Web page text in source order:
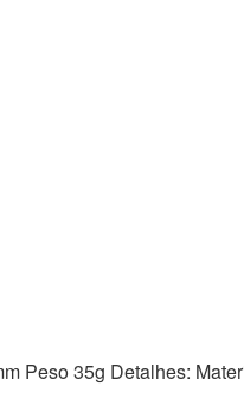
Peso 35g Detalhes: